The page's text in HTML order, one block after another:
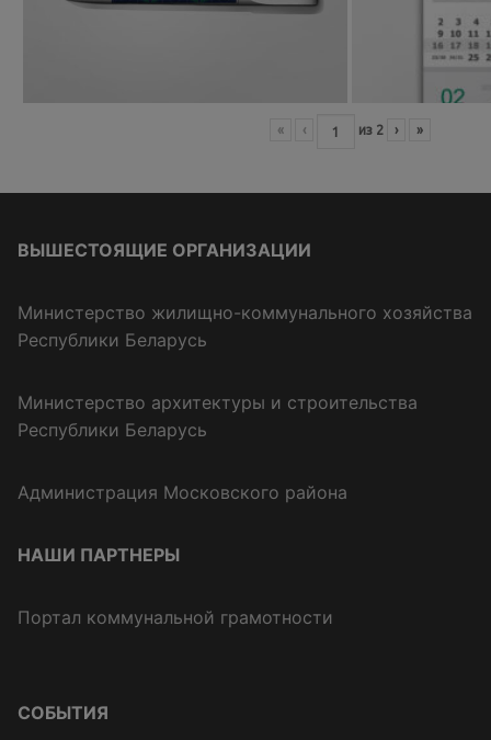
« ‹ из 2 › »
ВЫШЕСТОЯЩИЕ ОРГАНИЗАЦИИ
Министерство жилищно-коммунального хозяйства
Республики Беларусь
Министерство архитектуры и строительства
Республики Беларусь
Администрация Московского района
НАШИ ПАРТНЕРЫ
Портал коммунальной грамотности
СОБЫТИЯ